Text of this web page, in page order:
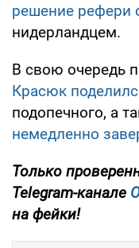
решение рефери
нидерландцем.
В свою очередь
Красюк
подопечного, а
немедленно
Только
Telegram-канале
на фейки!